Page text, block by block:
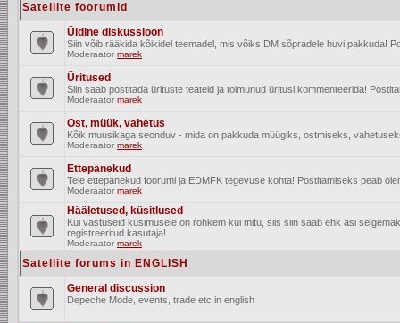
Satellite foorumid
Üldine diskussioon
Siin võib rääkida kõikidel teemadel, mis võiks DM sõpradele huvi pakkuda!
Moderaator marek
Üritused
Siin saab postitada ürituste teateid ja toimunud üritusi kommenteerida!
Moderaator marek
Ost, müük, vahetus
Kõik muusikaga seonduv - mida on pakkuda müügiks, ostmiseks,
Moderaator marek
Ettepanekud
Teie ettepanekud foorumi ja EDMFK tegevuse kohta! Postitamiseks peab
Moderaator marek
Hääletused, küsitlused
Kui vastuseid küsimusele on rohkem kui mitu, siis siin saab ehk asi
registreeritud kasutaja!
Moderaator marek
Satellite forums in ENGLISH
General discussion
Depeche Mode, events, trade etc in english